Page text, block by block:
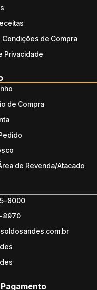
Condições de Compra
Privacidade
de Compra
de Revenda/Atacado
8000
8970